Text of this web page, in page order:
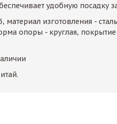
удобную посадку
материал изготовления -
опоры - круглая,